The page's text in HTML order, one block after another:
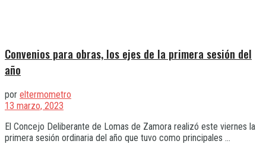
Convenios para obras, los ejes de la primera sesión del
año
por eltermometro
13 marzo, 2023
El Concejo Deliberante de Lomas de Zamora realizó este viernes la
primera sesión ordinaria del año que tuvo como principales ...